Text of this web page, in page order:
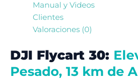
Manual y Videos
Clientes
Valoraciones (0)
DJI Flycart 30:
Pesado, 13 km de